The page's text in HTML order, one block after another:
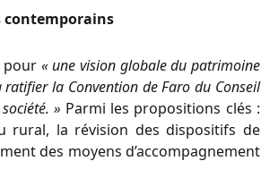
contemporains
pour « une vision globale du patrimoine
la Convention de Faro du Conseil
» Parmi les propositions clés :
rural, la révision des dispositifs de
des moyens d’accompagnement